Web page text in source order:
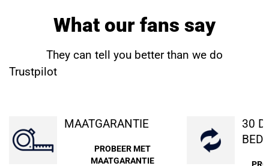
What our fans say
They can tell you better than we do
Trustpilot
MAATGARANTIE
PROBEER MET
MAATGARANTIE
30